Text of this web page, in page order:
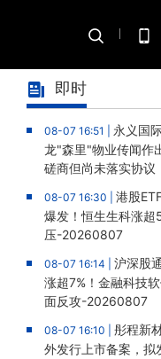
即时
08-07 16:51 | 永义国
龙"森里"物业传闻作
磋商但尚未落实协议
08-07 16:30 | 港股
爆发！恒生生科涨超
压-20260807
08-07 16:14 | 沪深股
涨超7%！金融科技
面反攻-20260807
08-07 16:10 | 彤程新
外发行上市备案，拟